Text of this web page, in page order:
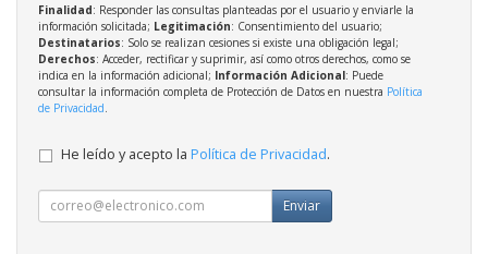
Finalidad: Responder las consultas planteadas por el usuario y enviarle la
información solicitada; Legitimación: Consentimiento del usuario;
Destinatarios: Solo se realizan cesiones si existe una obligación legal;
Derechos: Acceder, rectificar y suprimir, así como otros derechos, como se
indica en la información adicional; Información Adicional: Puede
consultar la información completa de Protección de Datos en nuestra Política
de Privacidad
He leído y acepto la Política de Privacidad.
Enviar